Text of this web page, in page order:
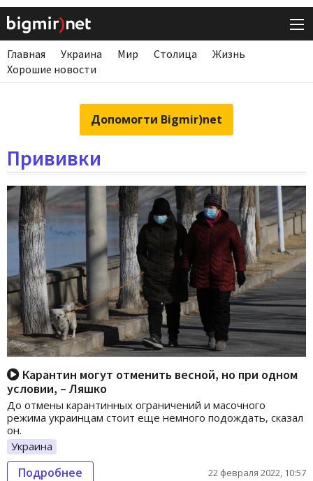
Главная Украина Мир Столица
Жизнь
Хорошие новости
Допомогти Bigmir)net
Прививки
Карантин могут отменить весной, но при одном
условии, – Ляшко
До отмены карантинных ограничений и масочного
режима украинцам стоит еще немного подождать, сказал
он.
Украина
Подробнее 22 февраля 2022, 10:57